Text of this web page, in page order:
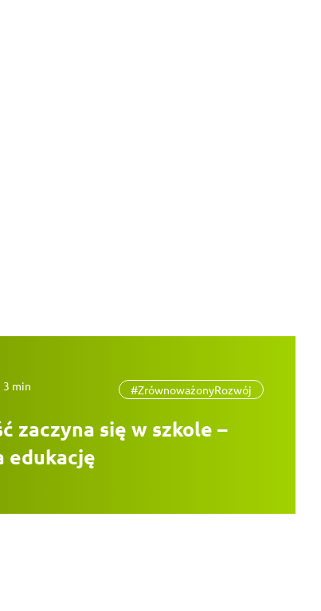
3 min #ZrównoważonyRozwój
zaczyna się w szkole –
edukację